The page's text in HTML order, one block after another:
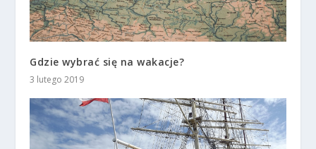
Gdzie wybrać się na wakacje?
3 lutego 2019